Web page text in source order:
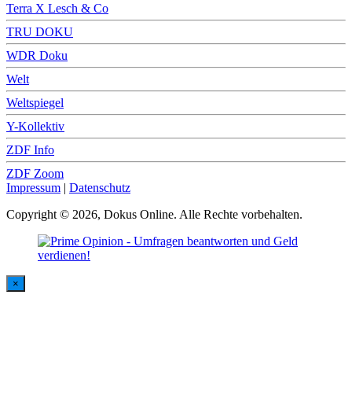
Terra X Lesch & Co
TRU DOKU
WDR Doku
Welt
Weltspiegel
Y-Kollektiv
ZDF Info
ZDF Zoom
Impressum | Datenschutz
Copyright © 2026, Dokus Online. Alle Rechte vorbehalten.
×